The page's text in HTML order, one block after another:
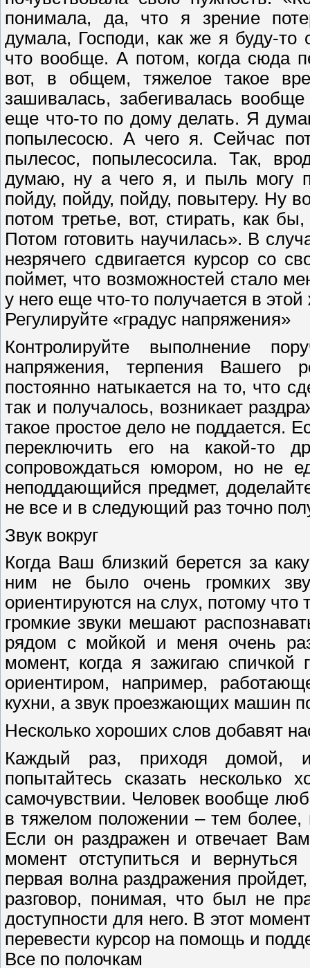
понимала, да, что я зрение
думала, Господи, как же я буду-то
что вообще. А потом, когда сюда
вот, в общем, тяжелое такое
зашивалась, забегивалась
еще что-то по дому делать. Я
попылесосю. А чего я. Сейчас
пылесос, попылесосила. Так,
думаю, ну а чего я, и пыль могу
пойду, пойду, пойду, повытеру. Ну
потом третье, вот, стирать, как
Потом готовить научилась». В
незрячего сдвигается курсор со
поймет, что возможностей стало
у него еще что-то получается в
Регулируйте «градус напряжения»
Контролируйте выполнение
напряжения, терпения Вашего
постоянно натыкается на то, что
так и получалось, возникает
такое простое дело не поддается.
переключить его на какой-то
сопровождаться юмором, но не
неподдающийся предмет,
не все и в следующий раз точно
Звук вокруг
Когда Ваш близкий берется за
ним не было очень громких
ориентируются на слух, потому
громкие звуки мешают
рядом с мойкой и меня очень
момент, когда я зажигаю спичкой
ориентиром, например,
кухни, а звук проезжающих машин
Несколько хороших слов добавят
Каждый раз, приходя домой,
попытайтесь сказать
самочувствии. Человек вообще
в тяжелом положении – тем более,
Если он раздражен и отвечает
момент отступиться и
первая волна раздражения
разговор, понимая, что был не
доступности для него. В этот
перевести курсор на помощь и
Все по полочкам